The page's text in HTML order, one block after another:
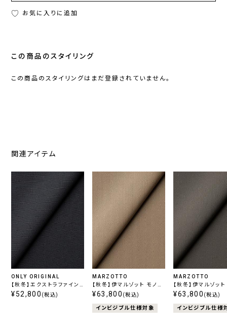
お気に入りに追加
この商品のスタイリング
この商品のスタイリングはまだ登録されていません。
関連アイテム
ONLY ORIGINAL
【秋冬】エクストラファイン
チェック ネイビー
¥52,800 (税込)
MARZOTTO
【秋冬】伊マルゾット モノス
トレッチ ベージュ
¥63,800 (税込)
インビジブル仕様対象
MARZOTTO
【秋冬】伊マルゾッ
トレッチ グリーン
¥63,800 (税込)
インビジブル仕様